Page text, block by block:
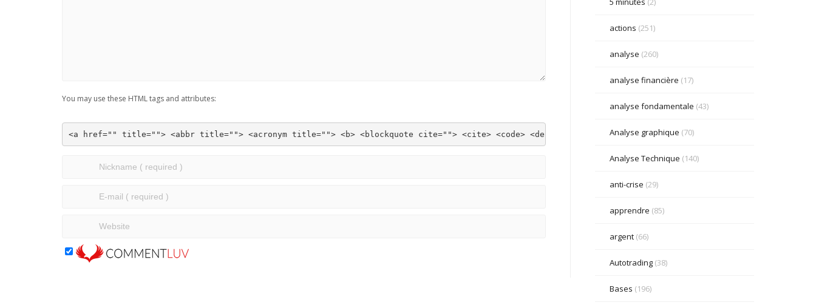
You may use these HTML tags and attributes:
<a href="" title=""> <abbr title=""> <acronym title=""> <b> <blockquote cite=""> <cite> <code> <del datetime=""> <em> <i> <q cite=""> <strike> <strong>
actions (251)
analyse (260)
analyse financière (17)
analyse fondamentale (43)
Analyse graphique (70)
Analyse Technique (140)
anti-crise (29)
apprendre (85)
argent(66)
Autotrading(38)
Bases (196)